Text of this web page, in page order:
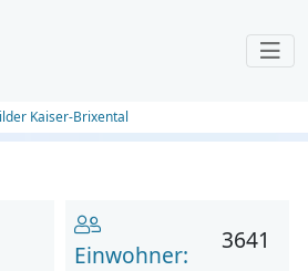
Kaiser-Brixental
Einwohner:
3641